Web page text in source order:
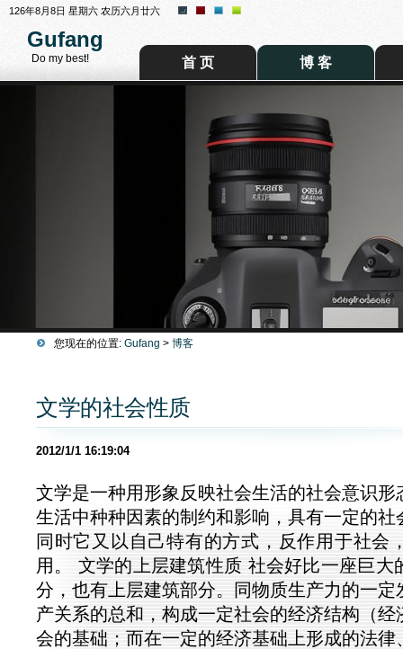
126年8月8日 星期六 农历六月廿六
Gufang
Do my best! 首 页 博 客
您现在的位置: Gufang > 博客
文学的社会性质
2012/1/1 16:19:04
文学是一种用形象反映社会生活的社会意识形
生活中种种因素的制约和影响，具有一定的社
同时它又以自己特有的方式，反作用于社会
用。 文学的上层建筑性质 社会好比一座巨大
分，也有上层建筑部分。同物质生产力的一定
产关系的总和，构成一定社会的经济结构（
会的基础；而在一定的经济基础上形成的法律